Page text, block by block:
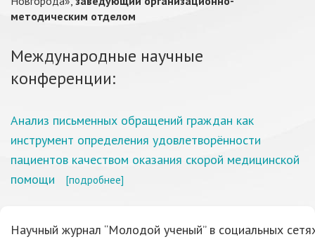
методическим отделом
Международные научные
конференции:
Анализ письменных обращений граждан как
инструмент определения удовлетворённости
пациентов качеством оказания скорой медицинской
помощи
[подробнее]
Научный журнал “Молодой ученый” в социальных